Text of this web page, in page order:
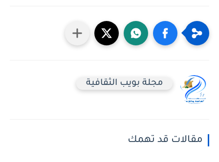
مجلة بويب الثقافية
مقالات قد تهمك